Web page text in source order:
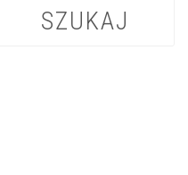
SZUKAJ